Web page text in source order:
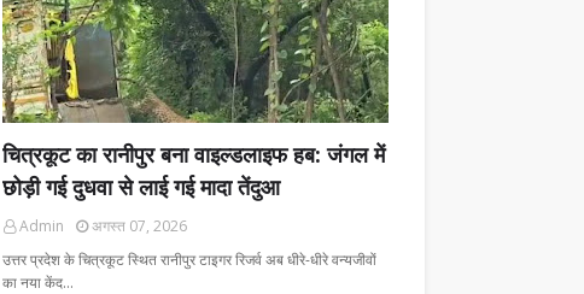
चित्रकूट का रानीपुर बना वाइल्डलाइफ हब: जंगल में
छोड़ी गई दुधवा से लाई गई मादा तेंदुआ
Admin
अगस्त 07, 2026
उत्तर प्रदेश के चित्रकूट स्थित रानीपुर टाइगर रिजर्व अब धीरे-धीरे वन्यजीवों
का नया केंद…